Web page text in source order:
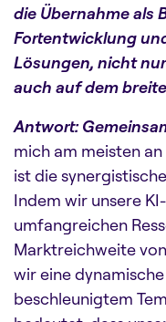
die Übernahme als
Fortentwicklung
Lösungen, nicht
auch auf dem
Antwort:
mich am meisten
ist die
Indem wir unsere
umfangreichen
Marktreichweite
wir eine
beschleunigtem